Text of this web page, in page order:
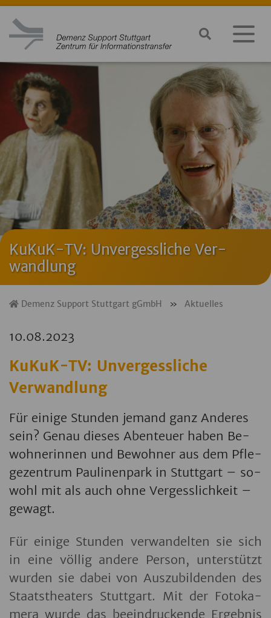
KuKuK-TV: Un­ver­gess­li­che Ver­
wand­lung
Demenz Support Stuttgart gGmbH » Aktuelles
10.08.2023
KuKuK-TV: Unvergessliche
Verwandlung
Für ei­ni­ge Stun­den je­mand ganz An­de­res
sein? Genau die­ses Aben­teu­er haben Be­
woh­ne­rin­nen und Be­woh­ner aus dem Pfle­
ge­zen­trum Pau­li­nen­park in Stutt­gart – so­
wohl mit als auch ohne Ver­gess­lich­keit –
ge­wagt.
Für ei­ni­ge Stun­den ver­wan­del­ten sie sich
in eine völ­lig an­de­re Per­son, un­ter­stützt
wur­den sie dabei von Aus­zu­bil­den­den des
Staats­the­a­ters Stutt­gart. Mit der Fo­to­ka­
me­ra wurde das be­ein­dru­cken­de Er­geb­nis